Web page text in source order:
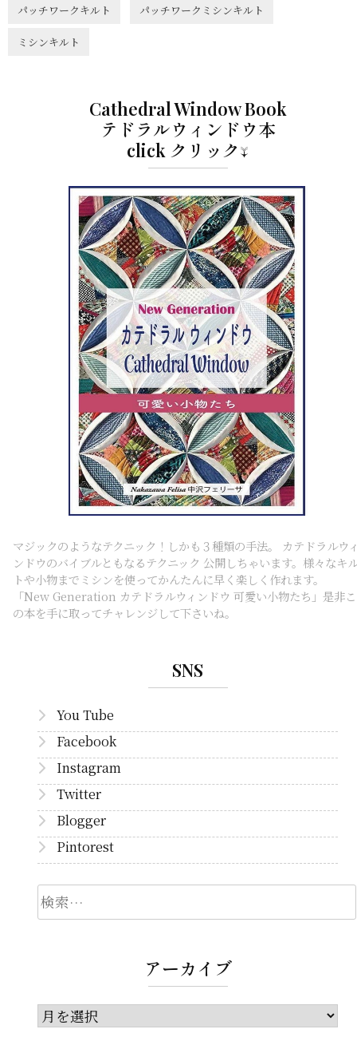
パッチワークキルト パッチワークミシンキルト
ミシンキルト
Cathedral Window Book
テドラルウィンドウ本
click クリック↓
マジックのようなテクニック！しかも３種類の手法。 カテドラルウ
ンドウのバイブルともなるテクニック 公開しちゃいます。様々なキ
トや小物までミシンを使ってかんたんに早く楽しく作れます。
「New Generation カテドラルウィンドウ 可愛い小物たち」是非こ
の本を手に取ってチャレンジして下さいね。
SNS
You Tube
Facebook
Instagram
Twitter
Blogger
Pintorest
検
索
アーカイブ
ア
ー